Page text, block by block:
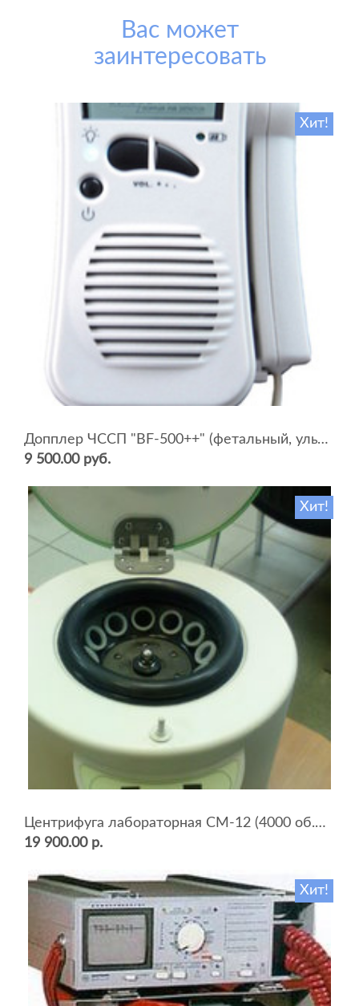
Вас может
заинтересовать
Хит!
Допплер ЧССП "BF-500++" (фетальный, ультразвуковой)
9 500.00 руб.
Хит!
Центрифуга лабораторная СМ-12 (4000 об.мин, 12 пробирок)
19 900.00 р.
Хит!